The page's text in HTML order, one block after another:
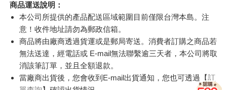
商品運送說明：
本公司所提供的產品配送區域範圍目前僅限台灣本島。注
意！收件地址請勿為郵政信箱。
商品將由廠商透過貨運或是郵局寄送。消費者訂購之商品若
無法送達，經電話或 E-mail無法聯繫逾三天者，本公司將取
消該筆訂單，並且全額退款。
當廠商出貨後，您會收到E-mail出貨通知，您也可透過【訂